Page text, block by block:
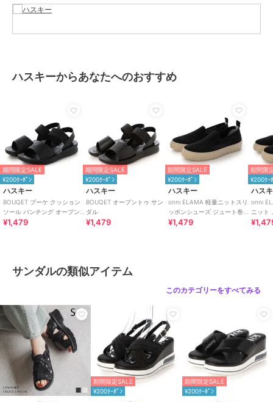
アウトソール/合成ラバー
ハスキーからあなたへのおすすめ
期間限定SALE
¥200ｸｰﾎﾟﾝ
ハスキー
BOUQET ブーケ クッション
ソール パンチング オープン
トゥ サンダル
¥1,479
期間限定SALE
¥200ｸｰﾎﾟﾝ
ハスキー
BOUQET オープントゥ サン
ダル
¥1,479
期間限定SALE
¥200ｸｰﾎﾟﾝ
ハスキー
onni ELAMA 軽量ニットスリ
ッポンシューズ ジュート巻き
風 エスパドリーユ
¥1,479
期間限
¥200ｸｰ
ハス
onni
ニット
ットシ
サンダルの類似アイテム
このカテゴリーをすべてみる
期間限定SALE
¥200ｸｰﾎﾟﾝ
期間限定SALE
¥200ｸｰﾎﾟﾝ